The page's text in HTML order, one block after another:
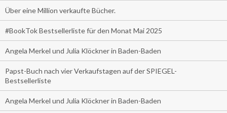
Über eine Million verkaufte Bücher.
#BookTok Bestsellerliste für den Monat Mai 2025
Angela Merkel und Julia Klöckner in Baden-Baden
Papst-Buch nach vier Verkaufstagen auf der SPIEGEL-
Bestsellerliste
Angela Merkel und Julia Klöckner in Baden-Baden